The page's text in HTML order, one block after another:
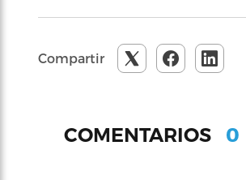
Compartir
COMENTARIOS 0